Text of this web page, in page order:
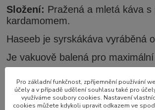
Složení: Pražená a mletá káva s
kardamomem.
Haseeb je syrskákáva vyráběná
Jevakuově balená pro maximální
Zboží zařazeno v kategoriích
Pro základní funkčnost, zpříjemnění používání
účely a v případě udělení souhlasu také pro
využíváme soubory cookies. Nastavení
cookies můžete kdykoli upravit odkazem ve